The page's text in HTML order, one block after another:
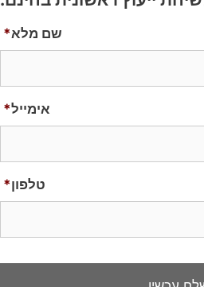
שם מלא*
אימייל*
טלפון*